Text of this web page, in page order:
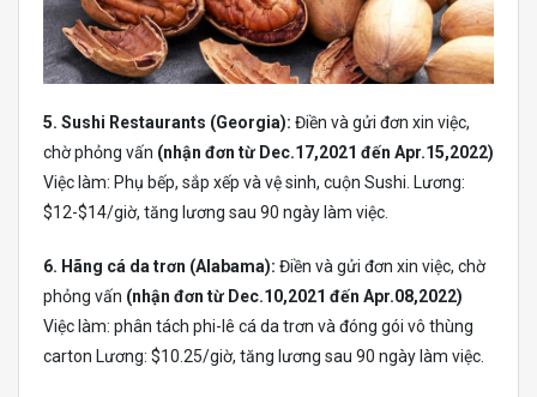
5. Sushi Restaurants (Georgia): Điền và gửi đơn xin việc,
chờ phỏng vấn (nhận đơn từ Dec.17,2021 đến Apr.15,2022)
Việc làm: Phụ bếp, sắp xếp và vệ sinh, cuộn Sushi. Lương:
$12-$14/giờ, tăng lương sau 90 ngày làm việc.
6. Hãng cá da trơn (Alabama): Điền và gửi đơn xin việc, chờ
phỏng vấn (nhận đơn từ Dec.10,2021 đến Apr.08,2022)
Việc làm: phân tách phi-lê cá da trơn và đóng gói vô thùng
carton Lương: $10.25/giờ, tăng lương sau 90 ngày làm việc.